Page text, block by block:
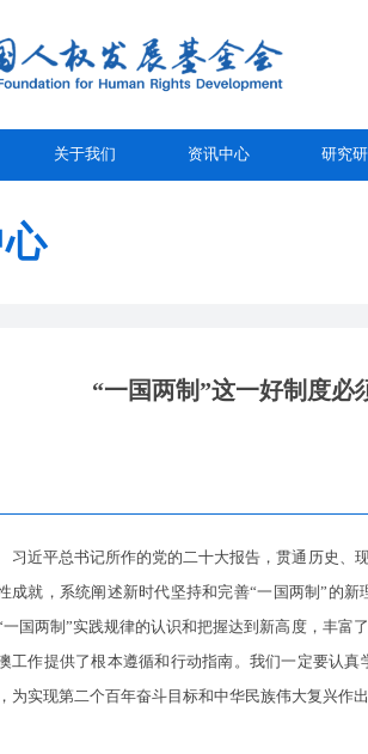
关于我们 资讯中心 研究
“一国两制”这一好制度必
近平总书记所作的党的二十大报告，贯通历史、现
成就，系统阐述新时代坚持和完善“一国两制”的
一国两制”实践规律的认识和把握达到新高度，丰富
工作提供了根本遵循和行动指南。我们一定要认
为实现第二个百年奋斗目标和中华民族伟大复兴作出